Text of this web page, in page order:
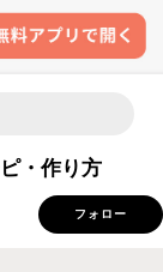
・作り方
フォロー